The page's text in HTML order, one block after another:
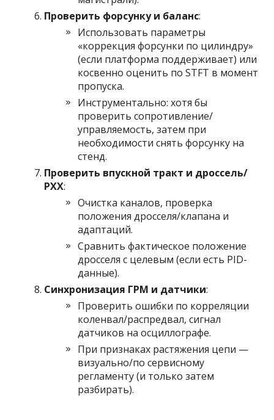
Проверить форсунку и баланс:
Использовать параметры
«коррекция форсунки по цилиндру»
(если платформа поддерживает) или
косвенно оценить по STFT в момент
пропуска.
Инструментально: хотя бы
проверить сопротивление/
управляемость, затем при
необходимости снять форсунку на
стенд.
Проверить впускной тракт и дроссель/
РХХ:
Очистка каналов, проверка
положения дросселя/клапана и
адаптаций.
Сравнить фактическое положение
дросселя с целевым (если есть PID-
данные).
Синхронизация ГРМ и датчики:
Проверить ошибки по корреляции
коленвал/распредвал, сигнал
датчиков на осциллографе.
При признаках растяжения цепи —
визуально/по сервисному
регламенту (и только затем
разбирать).